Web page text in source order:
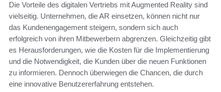
Die Vorteile des digitalen Vertriebs mit Augmented Reality sind
vielseitig. Unternehmen, die AR einsetzen, können nicht nur
das Kundenengagement steigern, sondern sich auch
erfolgreich von ihren Mitbewerbern abgrenzen. Gleichzeitig gibt
es Herausforderungen, wie die Kosten für die Implementierung
und die Notwendigkeit, die Kunden über die neuen Funktionen
zu informieren. Dennoch überwiegen die Chancen, die durch
eine innovative Benutzererfahrung entstehen.